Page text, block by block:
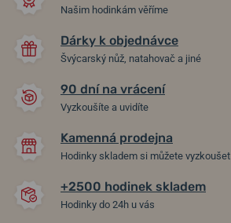
Našim hodinkám věříme
Dárky k objednávce
Švýcarský nůž, natahovač a jiné
90 dní na vrácení
Vyzkoušíte a uvidíte
Kamenná prodejna
Hodinky skladem si můžete vyzkoušet
+2500 hodinek skladem
Hodinky do 24h u vás